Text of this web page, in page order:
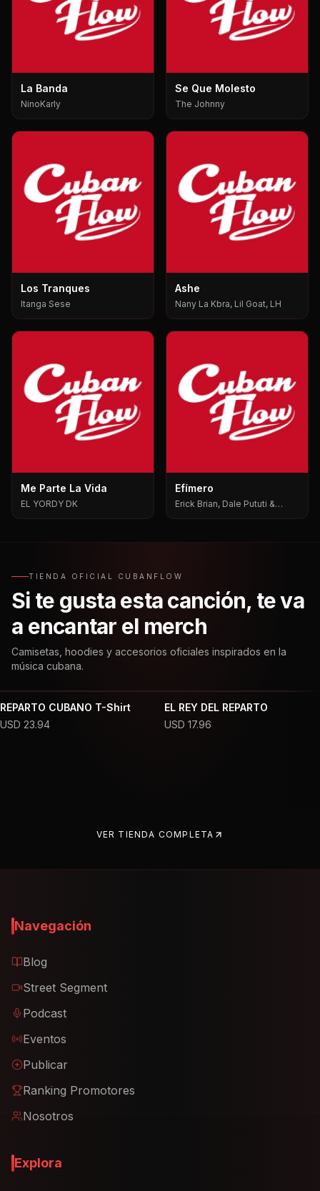
La Banda
NinoKarly
Se Que Molesto
The Johnny
Los Tranques
Itanga Sese
Ashe
Nany La Kbra, Lil Goat, LH
Me Parte La Vida
EL YORDY DK
Efímero
Erick Brian, Dale Pututi &
TIENDA OFICIAL CUBANFLOW
Si te gusta esta canción, te va
a encantar el merch
Camisetas, hoodies y accesorios oficiales inspirados en la
música cubana.
REPARTO CUBANO T-Shirt
USD 23.94
EL REY DEL REPARTO
USD 17.96
VER TIENDA COMPLETA
Navegación
Blog
Street Segment
Podcast
Eventos
Publicar
Ranking Promotores
Nosotros
Explora